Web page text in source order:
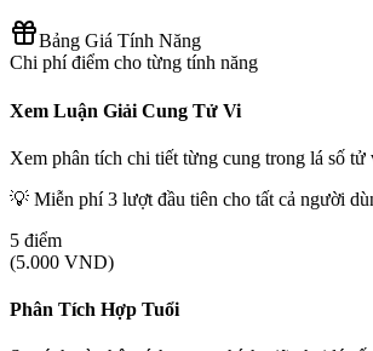
Bảng Giá Tính Năng
Chi phí điểm cho từng tính năng
Xem Luận Giải Cung Tử Vi
Xem phân tích chi tiết từng cung trong lá số tử
💡 Miễn phí 3 lượt đầu tiên cho tất cả người
5 điểm
(5.000 VND)
Phân Tích Hợp Tuổi